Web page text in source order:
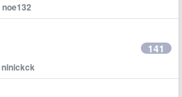
noe132
ninickck
141